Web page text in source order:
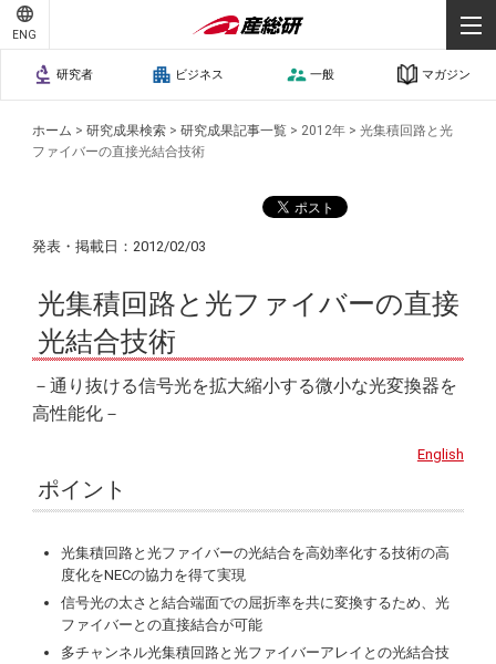
ENG
研究者 ビジネス 一般 マガジン
ホーム >研究成果検索 >研究成果記事一覧 > 2012年 >光集積回路と光
ファイバーの直接光結合技術
発表・掲載日：2012/02/03
光集積回路と光ファイバーの直接
光結合技術
－通り抜ける信号光を拡大縮小する微小な光変換器を
高性能化－
English
ポイント
光集積回路と光ファイバーの光結合を高効率化する技術の高
度化をNECの協力を得て実現
信号光の太さと結合端面での屈折率を共に変換するため、光
ファイバーとの直接結合が可能
多チャンネル光集積回路と光ファイバーアレイとの光結合技